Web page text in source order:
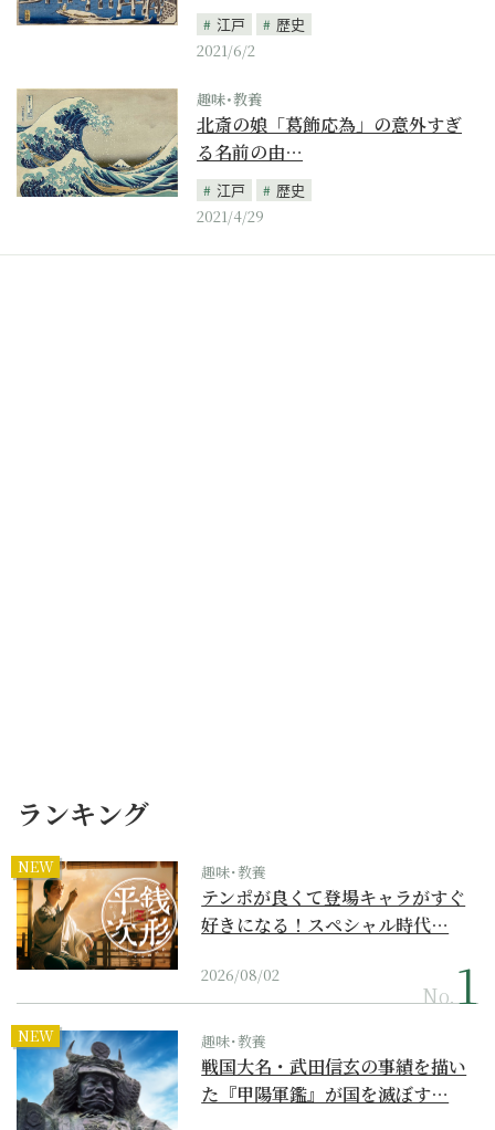
江戸
歴史
2021/6/2
趣味･教養
北斎の娘「葛飾応為」の意外すぎ
る名前の由…
江戸
歴史
2021/4/29
ランキング
NEW 趣味･教養
テンポが良くて登場キャラがすぐ
好きになる！スペシャル時代…
2026/08/02
No.
NEW 趣味･教養
戦国大名・武田信玄の事績を描い
た『甲陽軍鑑』が国を滅ぼす…